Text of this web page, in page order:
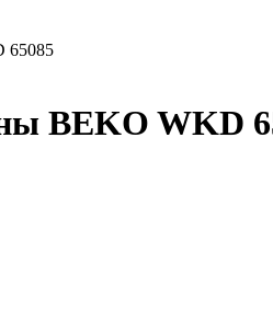
65085
BEKO WKD